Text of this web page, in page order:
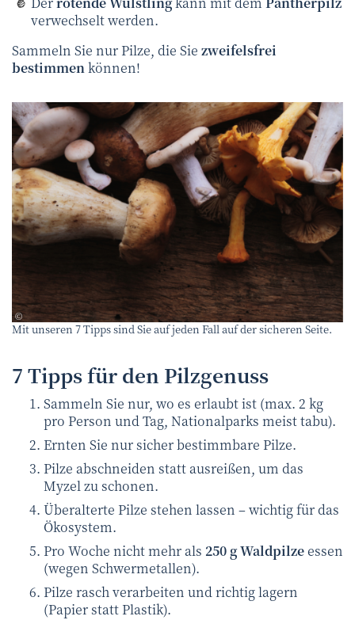
verwechselt werden.
Sammeln Sie nur Pilze, die Sie zweifelsfrei
bestimmenkönnen!
©canva
Mit unseren 7 Tipps sind Sie auf jeden Fall auf der sicheren Seite.
7 Tipps für den Pilzgenuss
Sammeln Sie nur, wo es erlaubt ist (max. 2 kg
pro Person und Tag, Nationalparks meist tabu).
Ernten Sie nur sicher bestimmbare Pilze.
Pilze abschneiden statt ausreißen, um das
Myzel zu schonen.
Überalterte Pilze stehen lassen – wichtig für das
Ökosystem.
Pro Woche nicht mehr als 250 g Waldpilzeessen
(wegen Schwermetallen).
Pilze rasch verarbeiten und richtig lagern
(Papier statt Plastik).